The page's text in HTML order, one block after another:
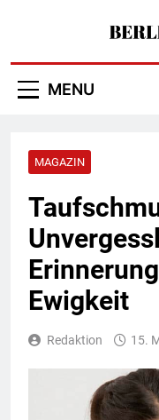
MENU
MAGAZIN
Ewigkeit
Redaktion 15.